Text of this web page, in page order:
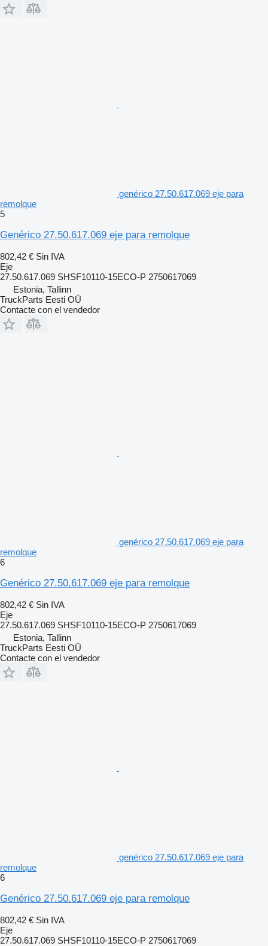
genérico 27.50.617.069 eje para
remolque
5
Genérico 27.50.617.069 eje para remolque
802,42 € Sin IVA
Eje
27.50.617.069 SHSF10110-15ECO-P 2750617069
Estonia, Tallinn
TruckParts Eesti OÜ
Contacte con el vendedor
genérico 27.50.617.069 eje para
remolque
6
Genérico 27.50.617.069 eje para remolque
802,42 € Sin IVA
Eje
27.50.617.069 SHSF10110-15ECO-P 2750617069
Estonia, Tallinn
TruckParts Eesti OÜ
Contacte con el vendedor
genérico 27.50.617.069 eje para
remolque
6
Genérico 27.50.617.069 eje para remolque
802,42 € Sin IVA
Eje
27.50.617.069 SHSF10110-15ECO-P 2750617069